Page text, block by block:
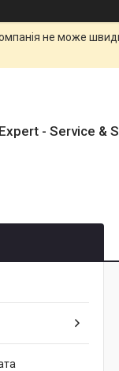
не може
- Service &